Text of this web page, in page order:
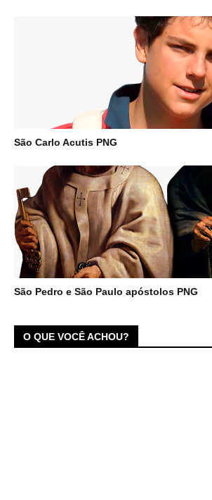
São Carlo Acutis PNG
São Pedro e São Paulo apóstolos PNG
O QUE VOCÊ ACHOU?